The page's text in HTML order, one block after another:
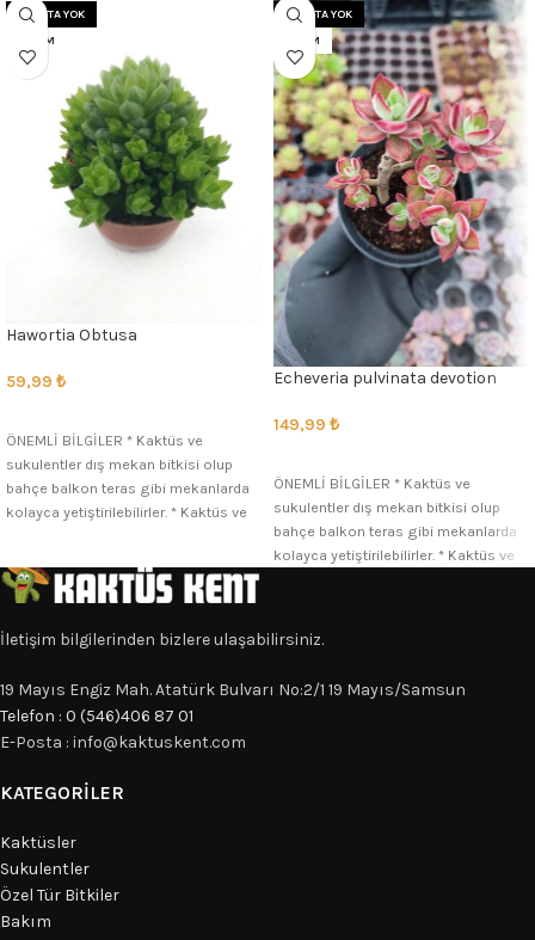
STOKTA YOK
8.5 CM
Hawortia Obtusa
59,99 ₺
ÖNEMLİ BİLGİLER * Kaktüs ve
sukulentler dış mekan bitkisi olup
bahçe balkon teras gibi mekanlarda
kolayca yetiştirilebilirler. * Kaktüs ve
STOKTA YOK
8.5CM
Echeveria pulvinata devotion
149,99 ₺
ÖNEMLİ BİLGİLER * Kaktüs ve
sukulentler dış mekan bitkisi olup
bahçe balkon teras gibi mekanlarda
kolayca yetiştirilebilirler. * Kaktüs ve
İletişim bilgilerinden bizlere ulaşabilirsiniz.
19 Mayıs Engiz Mah. Atatürk Bulvarı No:2/1 19 Mayıs/Samsun
Telefon : 0 (546)406 87 01
E-Posta : info@kaktuskent.com
KATEGORILER
Kaktüsler
Sukulentler
Özel Tür Bitkiler
Bakım